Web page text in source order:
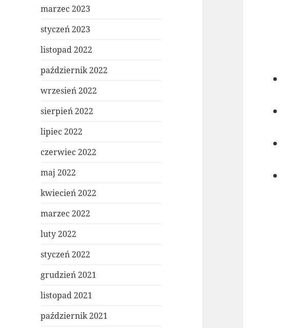
marzec 2023
styczeń 2023
listopad 2022
październik 2022
wrzesień 2022
sierpień 2022
lipiec 2022
czerwiec 2022
maj 2022
kwiecień 2022
marzec 2022
luty 2022
styczeń 2022
grudzień 2021
listopad 2021
październik 2021